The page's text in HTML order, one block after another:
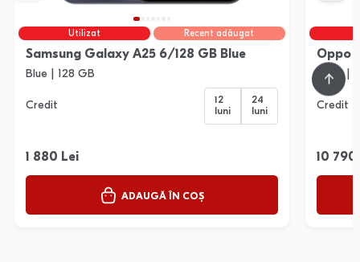
Utilizat Recent adăugat
Samsung Galaxy A25 6/128 GB Blue
Blue | 128 GB
Credit
12
luni
24
luni
1 880 Lei
ADAUGĂ ÎN COȘ
Oppo
Silver |
Credit
10 790